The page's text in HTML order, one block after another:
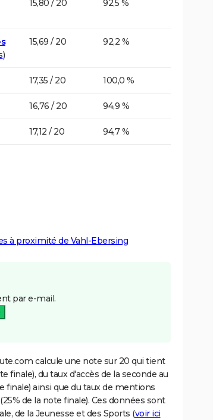
15,80 / 20 92,5 %
)
15,69 / 20 92,2 %
17,35 / 20 100,0 %
16,76 / 20 94,9 %
17,12 / 20 94,7 %
à proximité de Vahl-Ebersing
par e-mail.
calcule une note sur 20 qui tient
finale), du taux d'accès de la seconde au
finale) ainsi que du taux de mentions
de la note finale). Ces données sont
de la Jeunesse et des Sports (voir ici